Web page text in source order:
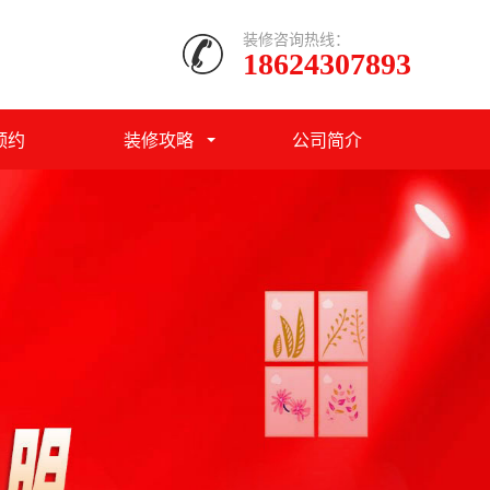
装修咨询热线：
18624307893
约 装修攻略 公司简介